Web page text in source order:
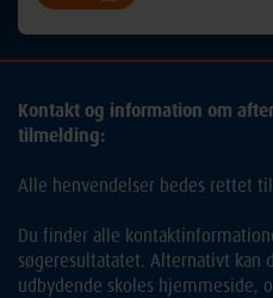
Kontakt og information om
tilmelding:
Alle henvendelser bedes rettet
Du finder alle
søgeresultatatet. Alternativt kan
udbydende skoles hjemmeside,